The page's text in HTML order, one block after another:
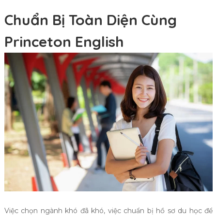
Chuẩn Bị Toàn Diện Cùng
Princeton English
Việc chọn ngành khó đã khó, việc chuẩn bị hồ sơ du học để